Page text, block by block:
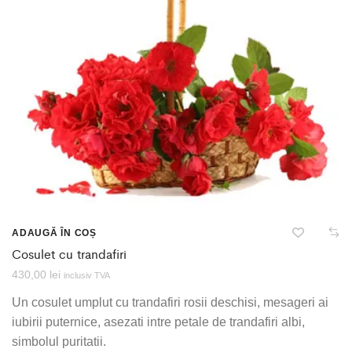
ADAUGĂ ÎN COȘ
Cosulet cu trandafiri
430,00 lei inclusiv TVA
Un cosulet umplut cu trandafiri rosii deschisi, mesageri ai
iubirii puternice, asezati intre petale de trandafiri albi,
simbolul puritatii.